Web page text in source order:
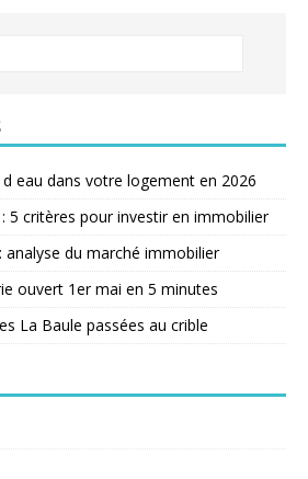
eau dans votre logement en 2026
5 critères pour investir en immobilier
analyse du marché immobilier
ouvert 1er mai en 5 minutes
La Baule passées au crible